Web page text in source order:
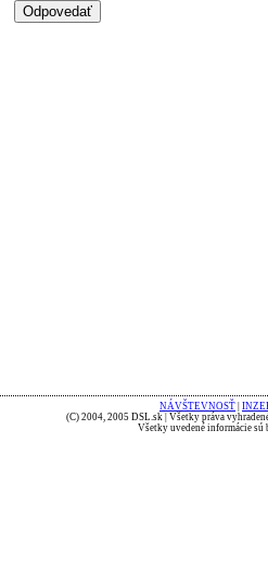
NÁVŠTEVNOSŤ
(C) 2004, 2005 DSL.sk | Všetky práva
Všetky uvedené informácie sú